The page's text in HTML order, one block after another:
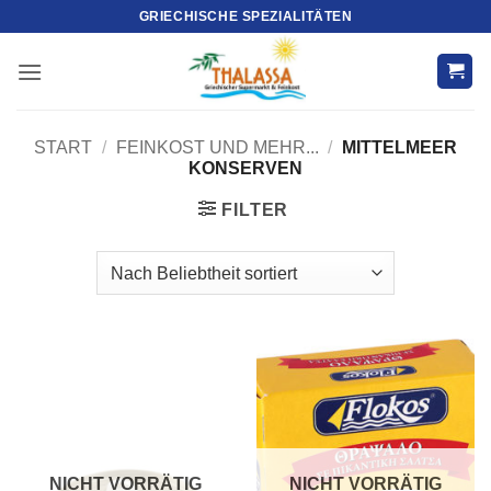
springen
GRIECHISCHE SPEZIALITÄTEN
START / FEINKOST UND MEHR... /
MITTELMEER
KONSERVEN
FILTER
NICHT VORRÄTIG NICHT VORRÄTIG